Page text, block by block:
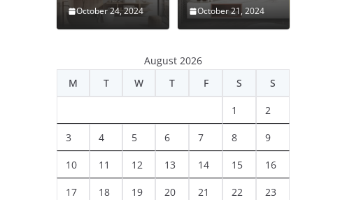
October 24, 2024 October 21, 2024
August 2026
M
T W T F S S
1 2
3 4 5 6 7 8 9
10 11 12 13 14 15 16
17 18 19 20 21 22 23